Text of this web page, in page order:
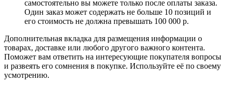
самостоятельно вы можете только после оплаты заказа.
Один заказ может содержать не больше 10 позиций и
его стоимость не должна превышать 100 000 р.
Дополнительная вкладка для размещения информации о
товарах, доставке или любого другого важного контента.
Поможет вам ответить на интересующие покупателя вопросы
и развеять его сомнения в покупке. Используйте её по своему
усмотрению.